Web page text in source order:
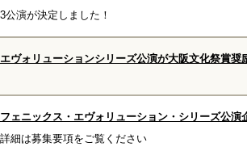
3公演が決定しました！
エヴォリューションシリーズ公演が大阪文化祭賞奨
フェニックス・エヴォリューション・シリーズ公演
詳細は募集要項をご覧ください